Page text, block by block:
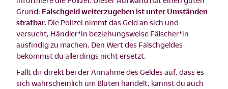
Grund: Falschgeld weiterzugeben ist unter Umständen
strafbar. Die Polizei nimmt das Geld an sich und
versucht, Händler*in beziehungsweise Fälscher*in
ausfindig zu machen. Den Wert des Falschgeldes
bekommst du allerdings nicht ersetzt.
Fällt dir direkt bei der Annahme des Geldes auf, dass es
sich wahrscheinlich um Blüten handelt, kannst du auch